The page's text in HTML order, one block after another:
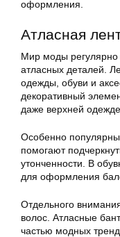
оформления.
Атласная
Мир моды регулярно
атласных деталей.
одежды, обуви и
декоративный
даже верхней одежде.
Особенно популярны
помогают
утонченности. В
для оформления
Отдельного
волос. Атласные
частью модных